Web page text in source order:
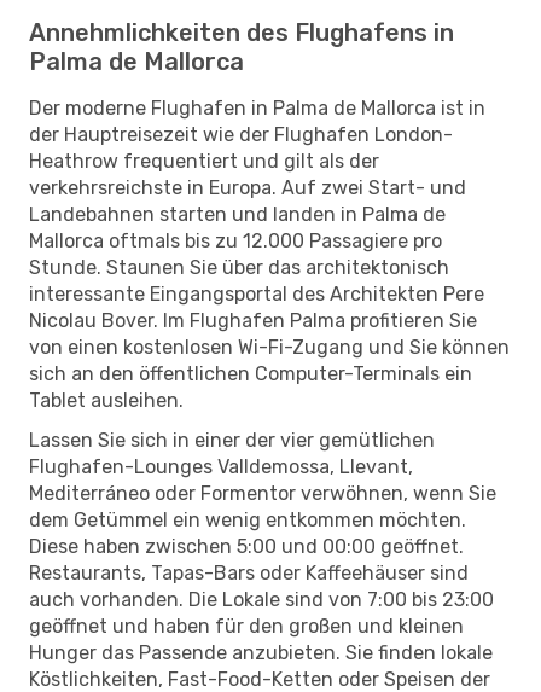
Annehmlichkeiten des Flughafens in
Palma de Mallorca
Der moderne Flughafen in Palma de Mallorca ist in
der Hauptreisezeit wie der Flughafen London-
Heathrow frequentiert und gilt als der
verkehrsreichste in Europa. Auf zwei Start- und
Landebahnen starten und landen in Palma de
Mallorca oftmals bis zu 12.000 Passagiere pro
Stunde. Staunen Sie über das architektonisch
interessante Eingangsportal des Architekten Pere
Nicolau Bover. Im Flughafen Palma profitieren Sie
von einen kostenlosen Wi-Fi-Zugang und Sie können
sich an den öffentlichen Computer-Terminals ein
Tablet ausleihen.
Lassen Sie sich in einer der vier gemütlichen
Flughafen-Lounges Valldemossa, Llevant,
Mediterráneo oder Formentor verwöhnen, wenn Sie
dem Getümmel ein wenig entkommen möchten.
Diese haben zwischen 5:00 und 00:00 geöffnet.
Restaurants, Tapas-Bars oder Kaffeehäuser sind
auch vorhanden. Die Lokale sind von 7:00 bis 23:00
geöffnet und haben für den großen und kleinen
Hunger das Passende anzubieten. Sie finden lokale
Köstlichkeiten, Fast-Food-Ketten oder Speisen der